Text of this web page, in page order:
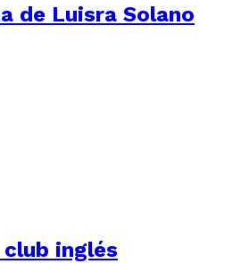
de Luisra Solano
inglés